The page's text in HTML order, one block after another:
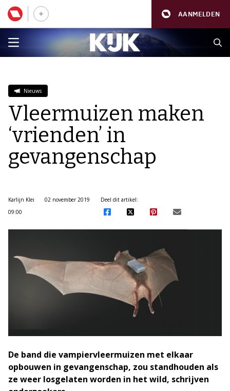
AANMELDEN
Nieuws
Vleermuizen maken
‘vrienden’ in
gevangenschap
Karlijn Klei
02 november 2019
09:00
Deel dit artikel:
De band die vampiervleermuizen met elkaar
opbouwen in gevangenschap, zou standhouden als
ze weer losgelaten worden in het wild, schrijven